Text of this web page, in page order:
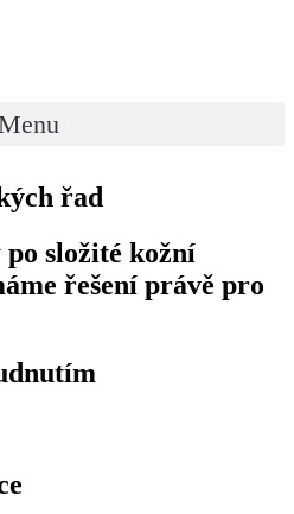
řad
složité kožní
řešení právě pro